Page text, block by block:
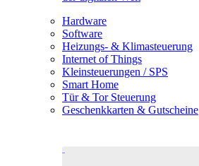
Hardware
Software
Heizungs- & Klimasteuerung
Internet of Things
Kleinsteuerungen / SPS
Smart Home
Tür & Tor Steuerung
Geschenkkarten & Gutscheine